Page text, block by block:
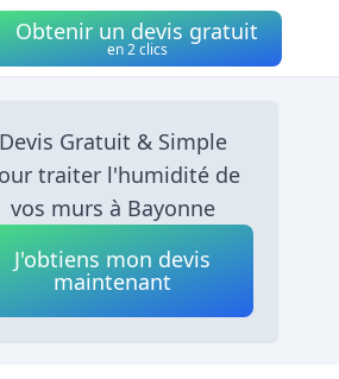
Obtenir un devis gratuit
en 2 clics
Devis Gratuit & Simple
traiter l'humidité de
vos murs à Bayonne
J'obtiens mon devis
maintenant